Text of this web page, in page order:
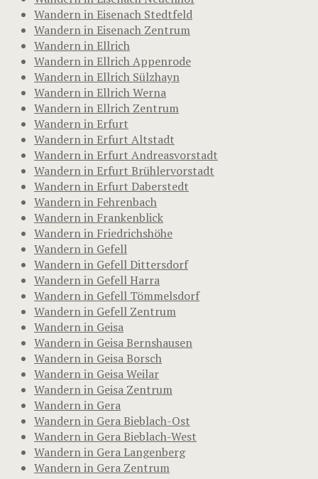
Wandern in Eisenach Stedtfeld
Wandern in Eisenach Zentrum
Wandern in Ellrich
Wandern in Ellrich Appenrode
Wandern in Ellrich Sülzhayn
Wandern in Ellrich Werna
Wandern in Ellrich Zentrum
Wandern in Erfurt
Wandern in Erfurt Altstadt
Wandern in Erfurt Andreasvorstadt
Wandern in Erfurt Brühlervorstadt
Wandern in Erfurt Daberstedt
Wandern in Fehrenbach
Wandern in Frankenblick
Wandern in Friedrichshöhe
Wandern in Gefell
Wandern in Gefell Dittersdorf
Wandern in Gefell Harra
Wandern in Gefell Tömmelsdorf
Wandern in Gefell Zentrum
Wandern in Geisa
Wandern in Geisa Bernshausen
Wandern in Geisa Borsch
Wandern in Geisa Weilar
Wandern in Geisa Zentrum
Wandern in Gera
Wandern in Gera Bieblach-Ost
Wandern in Gera Bieblach-West
Wandern in Gera Langenberg
Wandern in Gera Zentrum